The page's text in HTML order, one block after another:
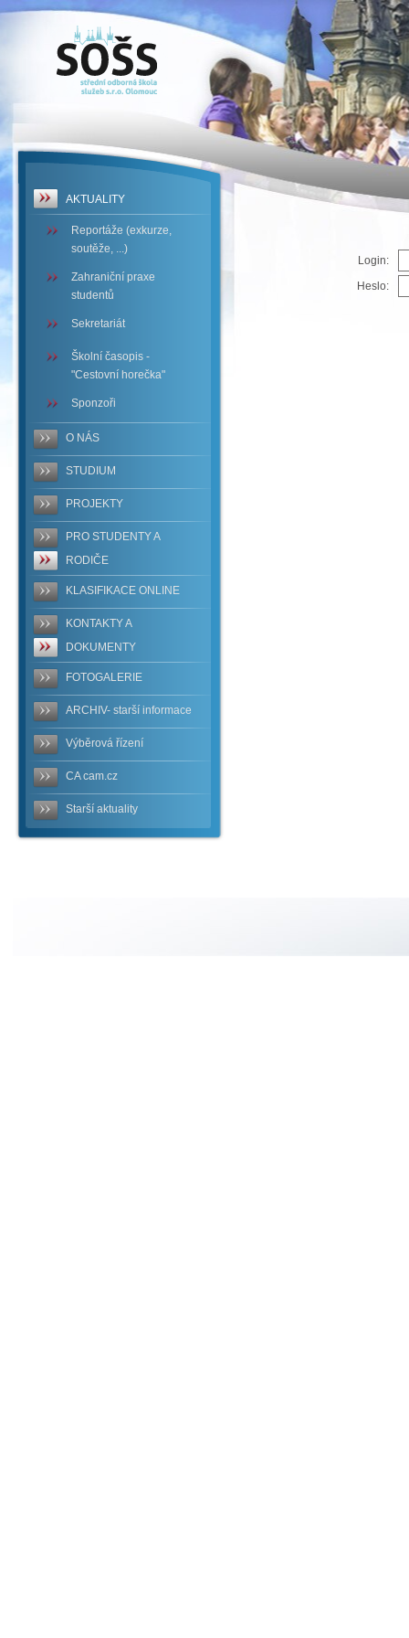
SOŠS -
ERROR
AKTUALITY
Reportáže (exkurze,
soutěže, ...)
Zahraniční praxe
studentů
Sekretariát
Školní časopis -
"Cestovní horečka"
Sponzoři
O NÁS
STUDIUM
PROJEKTY
PRO STUDENTY A
RODIČE
KLASIFIKACE ONLINE
KONTAKTY A
DOKUMENTY
FOTOGALERIE
ARCHIV- starší informace
Výběrová řízení
CA cam.cz
Starší aktuality
Login:
Heslo: